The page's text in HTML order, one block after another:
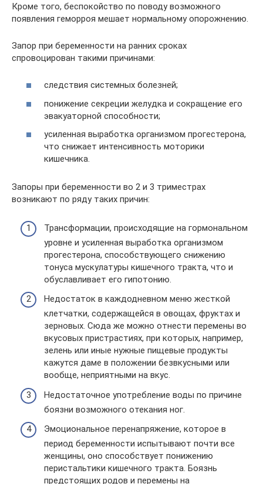
Кроме того, беспокойство по поводу возможного
появления геморроя мешает нормальному опорожнению.
Запор при беременности на ранних сроках
спровоцирован такими причинами:
следствия системных болезней;
понижение секреции желудка и сокращение его
эвакуаторной способности;
усиленная выработка организмом прогестерона,
что снижает интенсивность моторики
кишечника.
Запоры при беременности во 2 и 3 триместрах
возникают по ряду таких причин:
Трансформации, происходящие на гормональном
уровне и усиленная выработка организмом
прогестерона, способствующего снижению
тонуса мускулатуры кишечного тракта, что и
обуславливает его гипотонию.
Недостаток в каждодневном меню жесткой
клетчатки, содержащейся в овощах, фруктах и
зерновых. Сюда же можно отнести перемены во
вкусовых пристрастиях, при которых, например,
зелень или иные нужные пищевые продукты
кажутся даме в положении безвкусными или
вообще, неприятными на вкус.
Недостаточное употребление воды по причине
боязни возможного отекания ног.
Эмоциональное перенапряжение, которое в
период беременности испытывают почти все
женщины, оно способствует понижению
перистальтики кишечного тракта. Боязнь
предстоящих родов и перемены на